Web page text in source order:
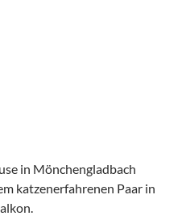
in Mönchengladbach
katzenerfahrenen Paar in